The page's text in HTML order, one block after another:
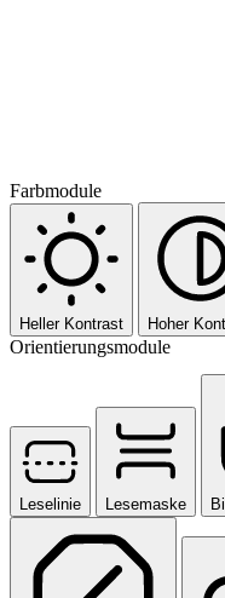
Farbmodule
Heller Kontrast Hoher
Orientierungsmodule
Leselinie Lesemaske